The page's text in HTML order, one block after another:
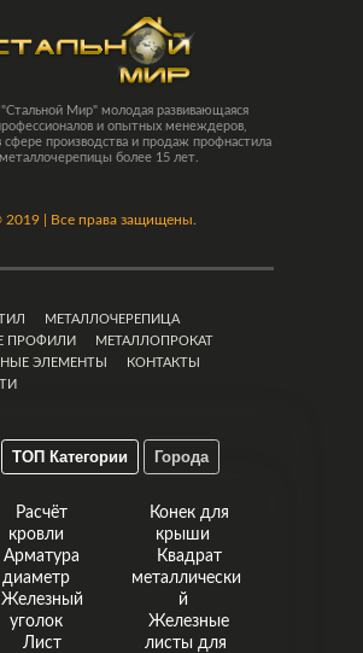
Мир" молодая развивающаяся
и опытных менеждеров,
производства и продаж профнастила
более 15 лет.
2019 | Все права защищены.
МЕТАЛЛОЧЕРЕПИЦА
ПРОФИЛИ
МЕТАЛЛОПРОКАТ
ЭЛЕМЕНТЫ
КОНТАКТЫ
ТОП Категории Города
Расчёт
кровли
Арматура
диаметр
Железный
уголок
Лист
Конек для
крыши
Квадрат
металлически
й
Железные
листы для